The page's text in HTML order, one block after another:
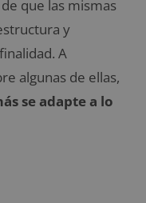
que las mismas
y
A
algunas de ellas,
se adapte a lo